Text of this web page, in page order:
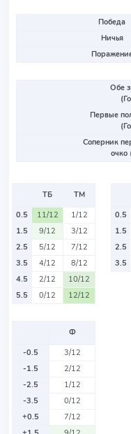
Победа
Ничья
Обе
Первые
Соперник
очко
ТБ
ТМ
0.5
11/12
1/12
1.5
9/12
3/12
2.5
5/12
7/12
3.5
4/12
8/12
4.5
2/12
10/12
5.5
0/12 12/12
0.5
1.5
2.5
3.5
Ф
-0.5
3/12
-1.5
2/12
-2.5
1/12
-3.5
0/12
+0.5
7/12